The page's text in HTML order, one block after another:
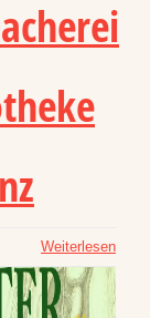
Weiterlesen